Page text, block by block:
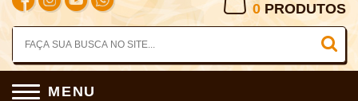
0 PRODUTOS
MENU